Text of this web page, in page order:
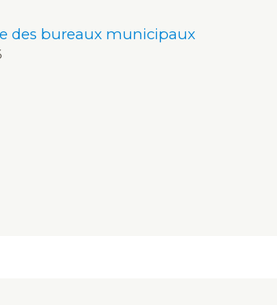
des bureaux municipaux